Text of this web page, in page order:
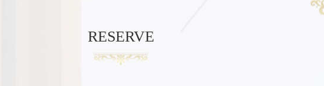
RESERVE